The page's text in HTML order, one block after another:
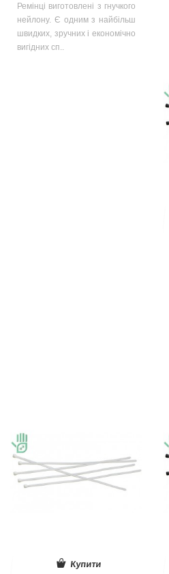
Ремінці виготовлені з гнучкого
нейлону. Є одним з найбільш
швидких, зручних і економічно
вигідних сп..
Купити